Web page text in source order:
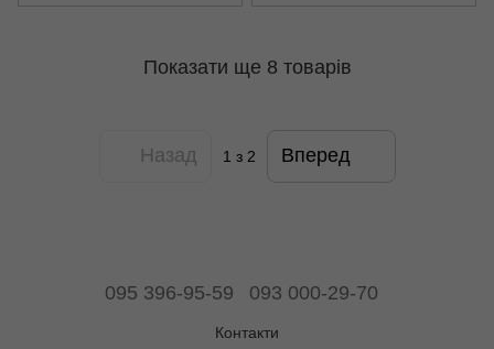
Показати ще 8 товарів
Назад 1 з 2 Вперед
095 396-95-59 093 000-29-70
Контакти